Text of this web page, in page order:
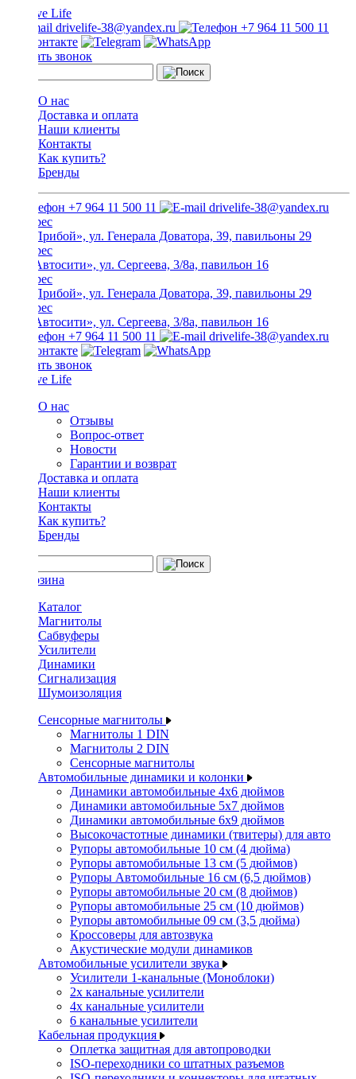
drivelife-38@yandex.ru +7 964 11 500 11
Заказать звонок
О нас
Доставка и оплата
Наши клиенты
Контакты
Как купить?
Бренды
+7 964 11 500 11 drivelife-38@yandex.ru
ТЦ «Прибой», ул. Генерала Доватора, 39, павильоны 29
ТЦ «Автосити», ул. Сергеева, 3/8а, павильон 16
ТЦ «Прибой», ул. Генерала Доватора, 39, павильоны 29
ТЦ «Автосити», ул. Сергеева, 3/8а, павильон 16
+7 964 11 500 11
drivelife-38@yandex.ru
Заказать звонок
О нас
Отзывы
Вопрос-ответ
Новости
Гарантии и возврат
Доставка и оплата
Наши клиенты
Контакты
Как купить?
Бренды
Каталог
Магнитолы
Сабвуферы
Усилители
Динамики
Сигнализация
Шумоизоляция
Сенсорные магнитолы
Магнитолы 1 DIN
Магнитолы 2 DIN
Сенсорные магнитолы
Автомобильные динамики и колонки
Динамики автомобильные 4x6 дюймов
Динамики автомобильные 5x7 дюймов
Динамики автомобильные 6x9 дюймов
Высокочастотные динамики (твитеры) для авто
Рупоры автомобильные 10 см (4 дюйма)
Рупоры автомобильные 13 см (5 дюймов)
Рупоры Автомобильные 16 см (6,5 дюймов)
Рупоры автомобильные 20 см (8 дюймов)
Рупоры автомобильные 25 см (10 дюймов)
Рупоры автомобильные 09 см (3,5 дюйма)
Кроссоверы для автозвука
Акустические модули динамиков
Автомобильные усилители звука
Усилители 1-канальные (Моноблоки)
2х канальные усилители
4х канальные усилители
6 канальные усилители
Кабельная продукция
Оплетка защитная для автопроводки
ISO-переходники со штатных разъемов